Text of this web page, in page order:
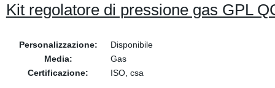
Kit regolatore di pressione gas GPL
Personalizzazione:
Disponibile
Media:
Gas
Certificazione:
ISO, csa